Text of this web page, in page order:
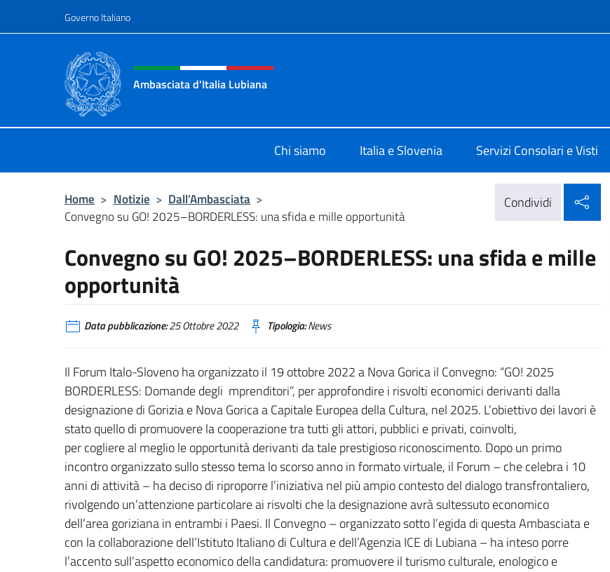
Governo Italiano
Intestazione sito, social e menù
Ambasciata d'Italia Lubiana
Chi siamo Italia e Slovenia Servizi Consolari e Visti
Home > Notizie > Dall’Ambasciata >
Convegno su GO! 2025–BORDERLESS: una sfida e mille opportunità
Condividi
Convegno su GO! 2025–BORDERLESS: una sfida e mille
opportunità
Data pubblicazione:25 Ottobre 2022 Tipologia:News
Il Forum Italo-Sloveno ha organizzato il 19 ottobre 2022 a Nova Gorica il Convegno: “GO! 2025
BORDERLESS: Domande degli mprenditori”, per approfondire i risvolti economici derivanti dalla
designazione di Gorizia e Nova Gorica a Capitale Europea della Cultura, nel 2025. L’obiettivo dei lavori è
stato quello di promuovere la cooperazione tra tutti gli attori, pubblici e privati, coinvolti,
per cogliere al meglio le opportunità derivanti da tale prestigioso riconoscimento. Dopo un primo
incontro organizzato sullo stesso tema lo scorso anno in formato virtuale, il Forum – che celebra i 10
anni di attività – ha deciso di riproporre l’iniziativa nel più ampio contesto del dialogo transfrontaliero,
rivolgendo un’attenzione particolare ai risvolti che la designazione avrà sultessuto economico
dell’area goriziana in entrambi i Paesi. Il Convegno – organizzato sotto l’egida di questa Ambasciata e
con la collaborazione dell’Istituto Italiano di Cultura e dell’Agenzia ICE di Lubiana – ha inteso porre
l’accento sull’aspetto economico della candidatura: promuovere il turismo culturale, enologico e